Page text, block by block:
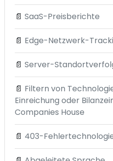
📄 SaaS-Preisberichte
📄 Edge-Netzwerk-
📄 Server-
📄 Filtern von
Einreichung oder
Companies House
📄 403-